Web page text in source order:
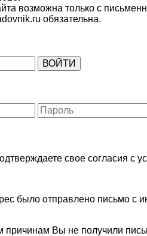
возможна только с
обязательна.
свое согласия с
было отправлено письмо с
причинам Вы не получили